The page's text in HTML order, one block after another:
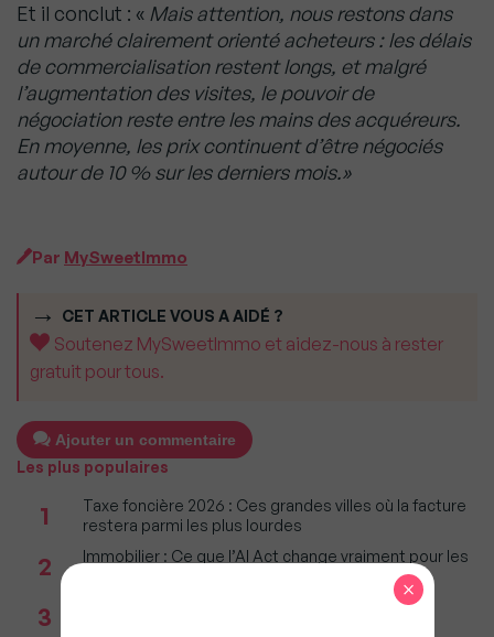
Et il conclut : « Mais attention, nous restons dans
un marché clairement orienté acheteurs : les délais
de commercialisation restent longs, et malgré
l’augmentation des visites, le pouvoir de
négociation reste entre les mains des acquéreurs.
En moyenne, les prix continuent d’être négociés
autour de 10 % sur les derniers mois.»
Par MySweetImmo
CET ARTICLE VOUS A AIDÉ ?
Soutenez MySweetImmo et aidez-nous à rester
gratuit pour tous.
Ajouter un commentaire
Les plus populaires
1
Taxe foncière 2026 : Ces grandes villes où la facture
restera parmi les plus lourdes
2
Immobilier : Ce que l’AI Act change vraiment pour les
3
Réseau immobilier : iad franchit le cap des 600
×